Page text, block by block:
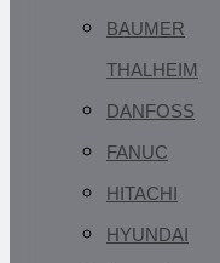
BAUMER
THALHEIM
DANFOSS
FANUC
HITACHI
HYUNDAI